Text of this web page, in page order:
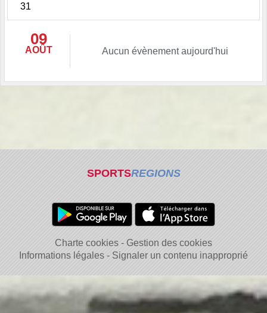
31
09
AOÛT Aucun évènement aujourd'hui
SPORTSREGIONS
Charte cookies
Gestion des cookies
Informations légales
Signaler un contenu inapproprié